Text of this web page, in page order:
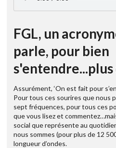
FGL, un
parle, pour bien
s'entendre...plus
Assurément, ‘On est fait pour
Pour tous ces sourires que nous
sept fréquences, pour tous ces
que vous lisez et
social que représente au
nous sommes (pour plus de 12
longueur d’ondes.